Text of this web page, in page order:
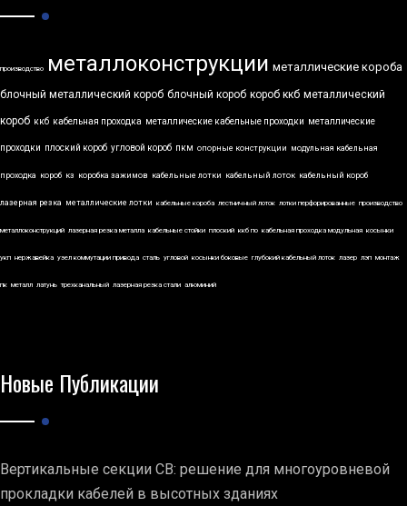
производство металлоконструкции металлические короба
блочный металлический короб блочный короб короб ккб металлический
короб ккб кабельная проходка металлические кабельные проходки металлические
проходки плоский короб угловой короб пкм опорные конструкции модульная кабельная
проходка короб кз коробка зажимов кабельные лотки кабельный лоток кабельный короб
лазерная резка металлические лотки кабельные короба лестничный лоток лотки перфорированные производство
металлоконструкций лазерная резка металла кабельные стойки плоский ккб по кабельная проходка модульная косынки
укп нержавейка узел коммутации привода сталь угловой косынки боковые глубокий кабельный лоток лазер лэп монтаж
пк металл латунь трехканальный лазерная резка стали алюминий
Новые Публикации
Вертикальные секции СВ: решение для многоуровневой
прокладки кабелей в высотных зданиях